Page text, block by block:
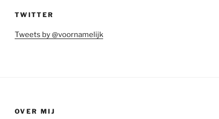
TWITTER
Tweets by @voornamelijk
OVER MIJ